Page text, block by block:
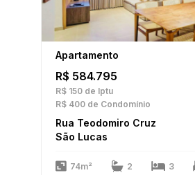
Apartamento
R$ 584.795
R$ 150 de Iptu
R$ 400 de Condomínio
Rua Teodomiro Cruz
São Lucas
74m² 2 3